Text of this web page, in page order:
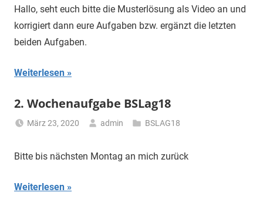
Hallo, seht euch bitte die Musterlösung als Video an und
korrigiert dann eure Aufgaben bzw. ergänzt die letzten
beiden Aufgaben.
Weiterlesen
2. Wochenaufgabe BSLag18
März 23, 2020 admin BSLAG18
Bitte bis nächsten Montag an mich zurück
Weiterlesen